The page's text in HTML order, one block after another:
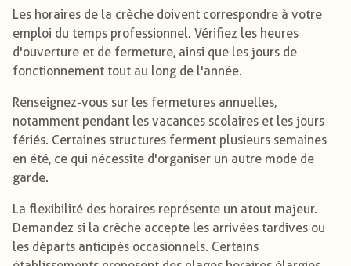
Les horaires de la crèche doivent correspondre à votre
emploi du temps professionnel. Vérifiez les heures
d'ouverture et de fermeture, ainsi que les jours de
fonctionnement tout au long de l'année.
Renseignez-vous sur les fermetures annuelles,
notamment pendant les vacances scolaires et les jours
fériés. Certaines structures ferment plusieurs semaines
en été, ce qui nécessite d'organiser un autre mode de
garde.
La flexibilité des horaires représente un atout majeur.
Demandez si la crèche accepte les arrivées tardives ou
les départs anticipés occasionnels. Certains